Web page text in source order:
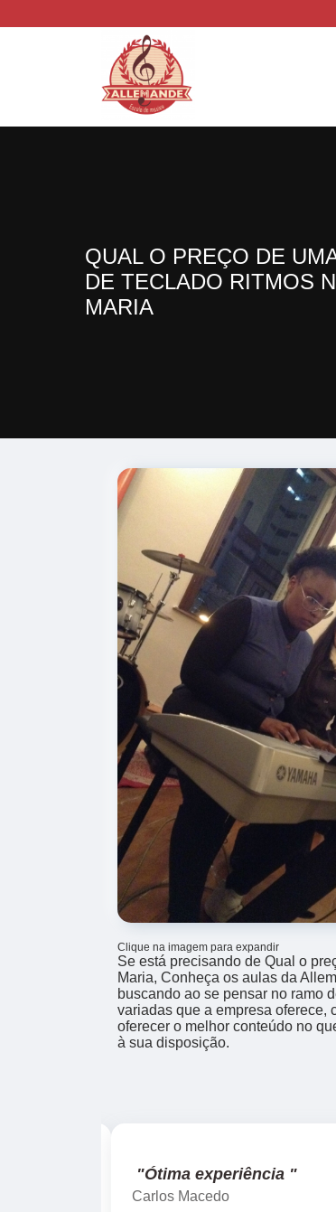
QUAL O PREÇO DE
DE TECLADO RITMOS
MARIA
Clique na imagem para expandir
Se está precisando de Qual o
Maria, Conheça os aulas da
buscando ao se pensar no ramo
variadas que a empresa oferece,
oferecer o melhor conteúdo no
à sua disposição.
"Ótima experiência "
Carlos Macedo